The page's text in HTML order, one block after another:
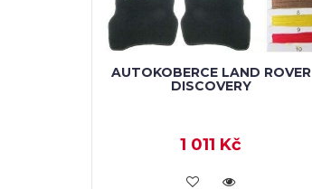
AUTOKOBERCE LAND ROVER
DISCOVERY
1 011 Kč
KOUPIT